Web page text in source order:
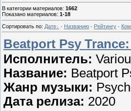
В категории материалов: 1662
Показано материалов: 1-18
Сортировать по: Дате · Названию · Рейтингу ·
Beatport Psy
Исполнитель:
Название: Beatport
Жанр музыки:
Дата релиза: 2020